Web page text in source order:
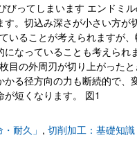
ってしまいます エンドミ
。切込み深さが小さい方
ることが考えられますが
なっていることも考えられ
目の外周刃が切り上がった
る径方向の力も断続的で
短くなります。 図1
耐久」 , 切削加工：基礎知識